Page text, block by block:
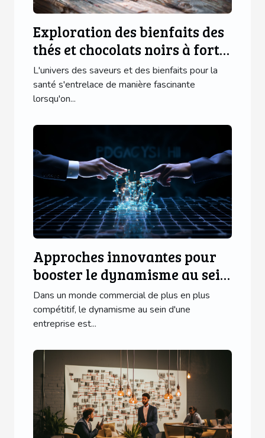
Exploration des bienfaits des
thés et chocolats noirs à forte
teneur
L'univers des saveurs et des bienfaits pour la
santé s'entrelace de manière fascinante
lorsqu'on...
Approches innovantes pour
booster le dynamisme au sein
de votre entreprise
Dans un monde commercial de plus en plus
compétitif, le dynamisme au sein d'une
entreprise est...